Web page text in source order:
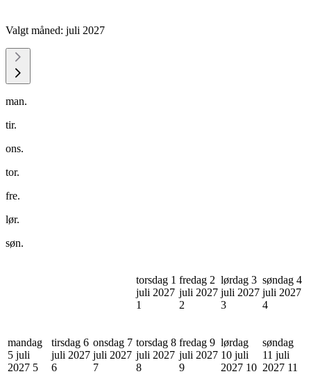
Valgt måned: juli 2027
man.
tir.
ons.
tor.
fre.
lør.
søn.
torsdag 1
juli 2027
1
fredag 2
juli 2027
2
lørdag 3
juli 2027
3
søndag 4
juli 2027
4
mandag
5 juli
2027 5
tirsdag 6
juli 2027
6
onsdag 7
juli 2027
7
torsdag 8
juli 2027
8
fredag 9
juli 2027
9
lørdag
10 juli
2027 10
søndag
11 juli
2027 11